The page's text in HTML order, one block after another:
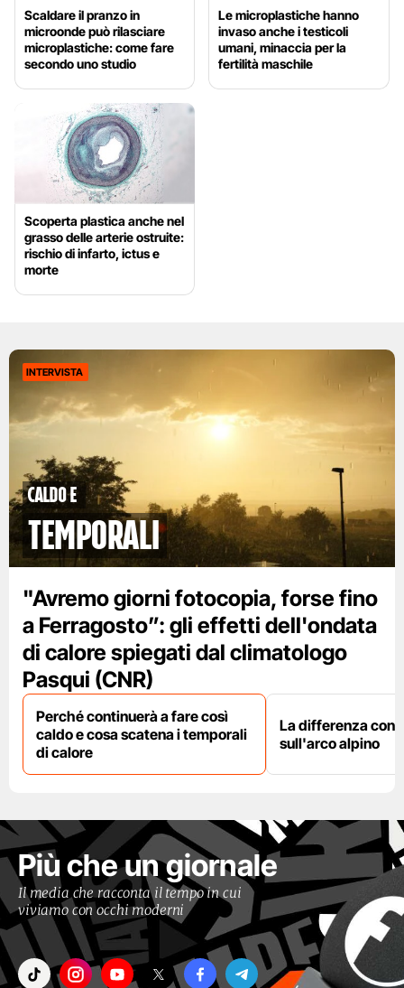
Scaldare il pranzo in
microonde può rilasciare
microplastiche: come fare
secondo uno studio
Le microplastiche hanno
invaso anche i testicoli
umani, minaccia per la
fertilità maschile
Scoperta plastica anche nel
grasso delle arterie ostruite:
rischio di infarto, ictus e
morte
INTERVISTA
caldo e
temporali
"Avremo giorni fotocopia, forse fino
a Ferragosto”: gli effetti dell'ondata
di calore spiegati dal climatologo
Pasqui (CNR)
Perché continuerà a fare così
caldo e cosa scatena i temporali
di calore
La differenza con
sull'arco alpino
Più che un giornale
Il media che racconta il tempo in cui
viviamo con occhi moderni